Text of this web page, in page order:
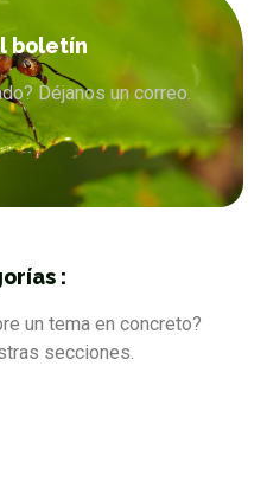
boletín
Déjanos un correo.
:
un tema en concreto?
secciones.